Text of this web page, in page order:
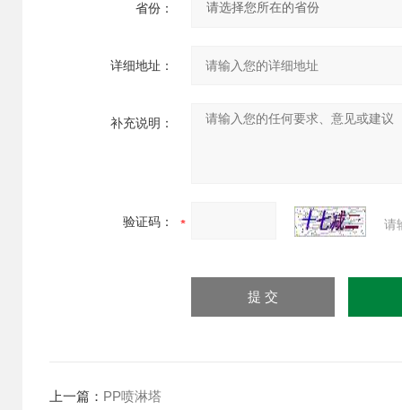
省份：
详细地址：
补充说明：
验证码： 请
上一篇： PP喷淋塔